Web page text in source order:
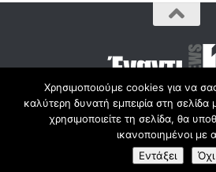
Copyright © Radio1d.gr
Χρησιμοποιούμε cookies για να
καλύτερη δυνατή εμπειρία στη
χρησιμοποιείτε τη σελίδα, θα
ικανοποιημένοι με
Εντάξει
Όχι